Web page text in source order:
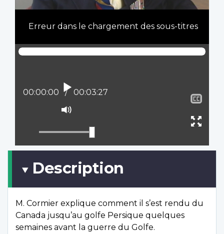
Erreur dans le chargement des sous-titres
Lire
mode
muet
Position actuelle :
00:00:00 Temps total :
00:03:27
Description
M. Cormier explique comment il s’est rendu du
Canada jusqu’au golfe Persique quelques
semaines avant la guerre du Golfe.